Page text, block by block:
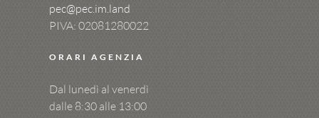
pec@pec.im.land
PIVA: 02081280022
ORARI AGENZIA
Dal lunedì al venerdì
dalle 8:30 alle 13:00